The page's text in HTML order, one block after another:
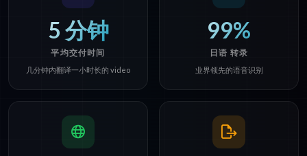
5 分钟
平均交付时间
几分钟内翻译一小时长的 video
99%
日语 转录
业界领先的语音识别